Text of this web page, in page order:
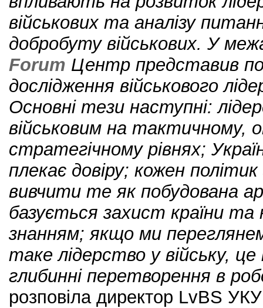
військових та аналізу
добробуту військових. У
Forum Центр представив
дослідження військового
Основні тези наступні:
військовим на тактичному,
стратегічному рівнях;
плекає довіру; кожен
вивчити те як побудована
базується захист країни
знанням; якщо ми
таке лідерство у війську,
глибинні перетворення в
розповіла директор LvBS